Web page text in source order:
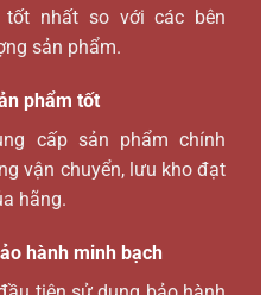
nhất so với các bên
sản phẩm.
phẩm tốt
cấp sản phẩm chính
vận chuyển, lưu kho đạt
hãng.
hành minh bạch